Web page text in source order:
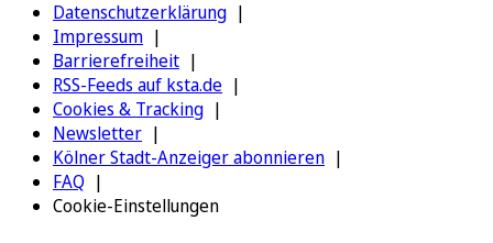
Datenschutzerklärung
Impressum
Barrierefreiheit
RSS-Feeds auf ksta.de
Cookies & Tracking
Newsletter
Kölner Stadt-Anzeiger abonnieren
FAQ
Cookie-Einstellungen